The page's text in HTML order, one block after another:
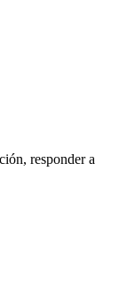
responder a